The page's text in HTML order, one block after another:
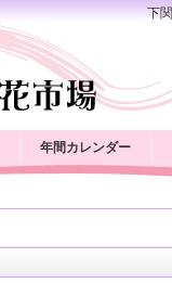
下
年間カレンダー